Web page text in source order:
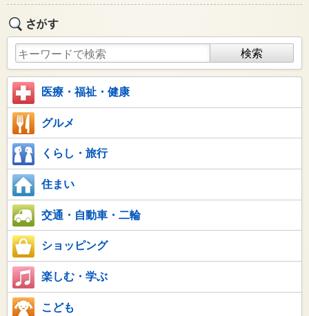
医療・福祉・健康
グルメ
くらし・旅行
住まい
交通・自動車・二輪
ショッピング
楽しむ・学ぶ
こども